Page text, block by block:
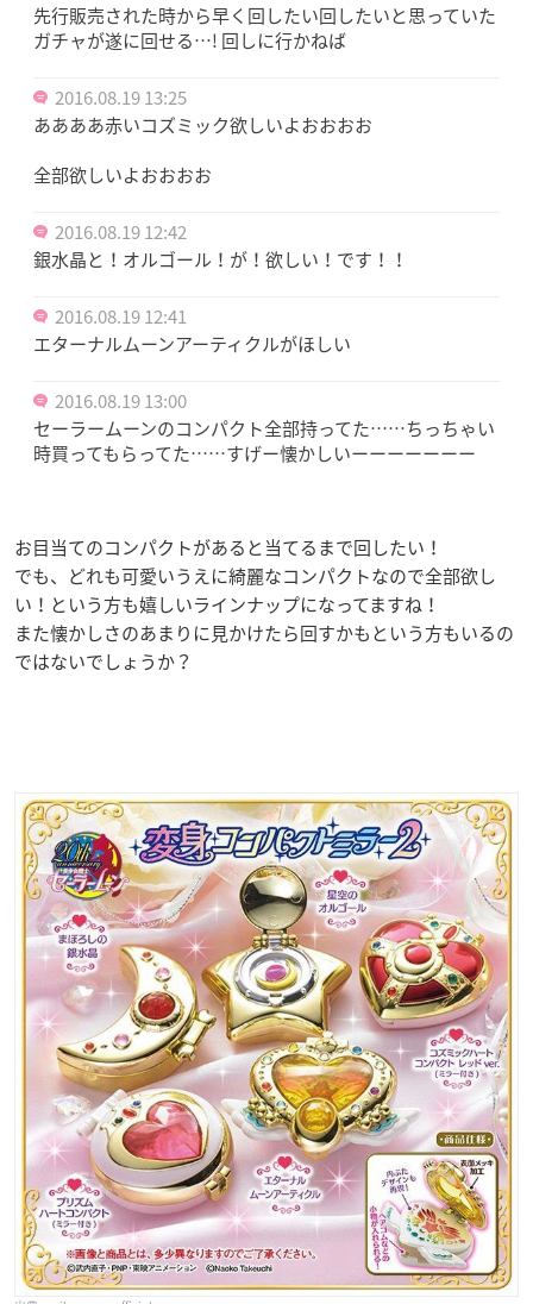
先行販売された時から早く回したい回したいと思っていた
ガチャが遂に回せる…! 回しに行かねば
2016.08.19 13:25
ああああ赤いコズミック欲しいよおおおお
全部欲しいよおおおお
2016.08.19 12:42
銀水晶と！オルゴール！が！欲しい！です！！
2016.08.19 12:41
エターナルムーンアーティクルがほしい
2016.08.19 13:00
セーラームーンのコンパクト全部持ってた……ちっちゃい
時買ってもらってた……すげー懐かしいーーーーーーー
お目当てのコンパクトがあると当てるまで回したい！
でも、どれも可愛いうえに綺麗なコンパクトなので全部欲し
い！という方も嬉しいラインナップになってますね！
また懐かしさのあまりに見かけたら回すかもという方もいるの
ではないでしょうか？